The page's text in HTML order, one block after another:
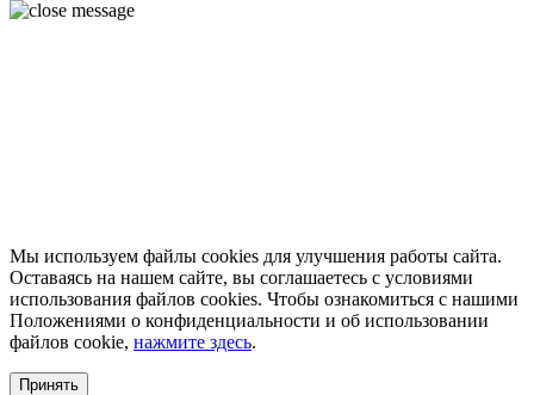
Мы используем файлы cookies для улучшения работы сайта.
Оставаясь на нашем сайте, вы соглашаетесь с условиями
использования файлов cookies. Чтобы ознакомиться с нашими
Положениями о конфиденциальности и об использовании
файлов cookie, нажмите здесь.
Принять